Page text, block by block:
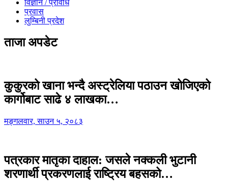
विज्ञान / प्रविधि
प्रवास
लुम्बिनी प्रदेश
ताजा अपडेट
कुकुरको खाना भन्दै अस्ट्रेलिया पठाउन खोजिएको
कार्गोबाट साढे ४ लाखका…
मङ्गलवार, साउन ५, २०८३
पत्रकार मातृका दाहाल: जसले नक्कली भुटानी
शरणार्थी प्रकरणलाई राष्ट्रिय बहसको…